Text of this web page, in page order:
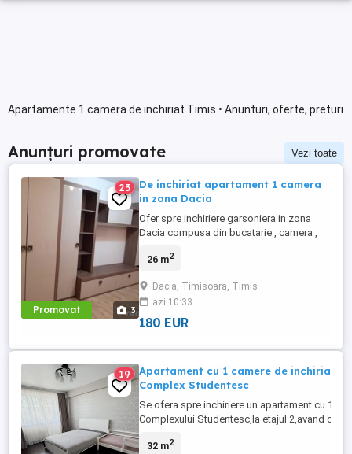
Apartamente 1 camera de inchiriat Timis • Anunturi, oferte, preturi
Anunțuri promovate Vezi toate
Promovat 3
23
De inchiriat apartament 1 camera
in zona Dacia
Ofer spre inchiriere garsoniera in zona
Dacia compusa din bucatarie , camera ,
, etaj 1
26 m2
Dacia, Timisoara, Timis
azi 10:33
180 EUR
19
Apartament cu 1 camere de inchiriat in
Complex Studentesc
Se ofera spre inchiriere un apartament cu 1
Complexului Studentesc,la etajul 2,avand o
afla vis-a-vis de fostul abator,fiind aproape de
32 m2